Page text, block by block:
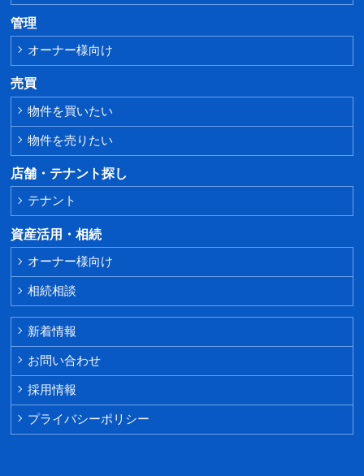
管理
オーナー様向け
売買
物件を買いたい
物件を売りたい
店舗・テナント探し
テナント
資産活用・相続
オーナー様向け
相続相談
新着情報
お問い合わせ
採用情報
プライバシーポリシー